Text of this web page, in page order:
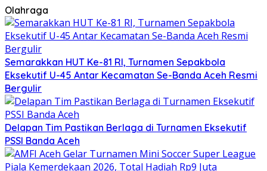
Olahraga
Semarakkan HUT Ke-81 RI, Turnamen Sepakbola
Eksekutif U-45 Antar Kecamatan Se-Banda Aceh Resmi
Bergulir
Delapan Tim Pastikan Berlaga di Turnamen Eksekutif
PSSI Banda Aceh